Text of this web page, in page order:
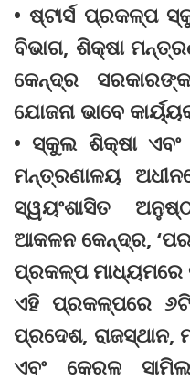
• ଷ୍ଟାର୍ସ ପ୍ରକଳ୍ପ
ବିଭାଗ, ଶିକ୍ଷା
କେନ୍ଦ୍ର
ଯୋଜନା ଭାବେ
• ସ୍କୁଲ ଶିକ୍ଷା ଏବଂ
ମନ୍ତ୍ରଣାଳୟ
ସ୍ୱୟଂଶାସିତ
ଆକଳନ କେନ୍ଦ୍ର,
ପ୍ରକଳ୍ପ ମାଧ୍ୟମରେ
ଏହି ପ୍ରକଳ୍ପରେ ୬ଟି
ପ୍ରଦେଶ, ରାଜସ୍ଥାନ,
ଏବଂ କେରଳ